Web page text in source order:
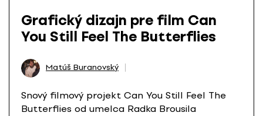
Grafický dizajn pre film Can
You Still Feel The Butterflies
Matúš Buranovský
Snový filmový projekt Can You Still Feel The
Butterflies od umelca Radka Brousila